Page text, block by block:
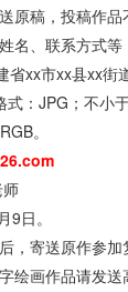
原稿，投稿作
名、联系方式等
省xx市xx县xx街
：JPG；不小
。
日。
，寄送原作参
绘画作品请发